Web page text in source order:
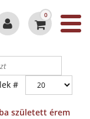
0
#
született érem